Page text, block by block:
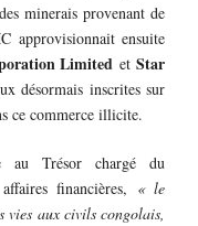
minerais provenant de
approvisionnait ensuite
Limited et Star
désormais inscrites sur
ce commerce illicite.
au Trésor chargé du
financières, « le
vies aux civils congolais,